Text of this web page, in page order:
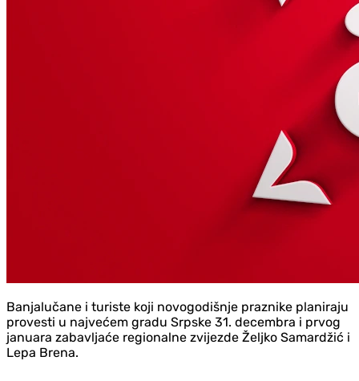
Banjalučane i turiste koji novogodišnje praznike planiraju
provesti u najvećem gradu Srpske 31. decembra i prvog
januara zabavljaće regionalne zvijezde Željko Samardžić i
Lepa Brena.